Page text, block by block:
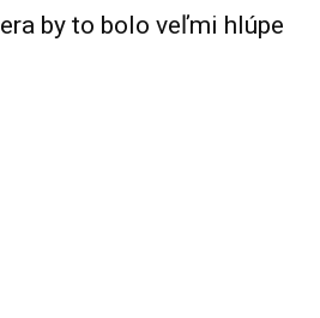
by to bolo veľmi hlúpe